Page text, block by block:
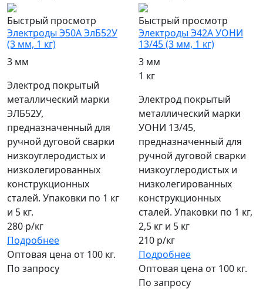
Быстрый просмотр
Электроды Э50А ЭлБ52У
(3 мм, 1 кг)
3 мм
Электрод покрытый
металлический марки
ЭЛБ52У,
предназначенный для
ручной дуговой сварки
низкоуглеродистых и
низколегированных
конструкционных
сталей. Упаковки по 1 кг
и 5 кг.
280 р/кг
Подробнее
Оптовая цена от 100 кг.
По запросу
Быстрый просмотр
Электроды Э42А УОНИ
13/45 (3 мм, 1 кг)
3 мм
1 кг
Электрод покрытый
металлический марки
УОНИ 13/45,
предназначенный для
ручной дуговой сварки
низкоуглеродистых и
низколегированных
конструкционных
сталей. Упаковки по 1 кг,
2,5 кг и 5 кг
210 р/кг
Подробнее
Оптовая цена от 100 кг.
По запросу